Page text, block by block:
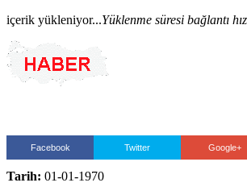
içerik yükleniyor...Yüklenme süresi bağlantı
Facebook Twitter Google+
Tarih: 01-01-1970